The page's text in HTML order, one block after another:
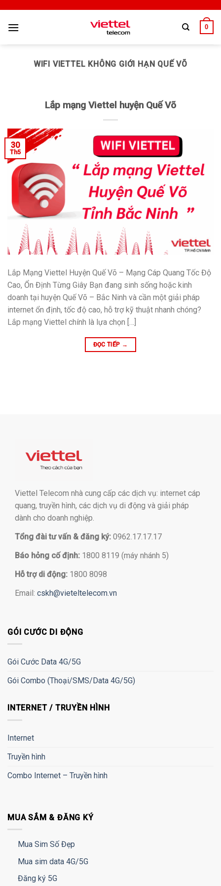
0
WIFI VIETTEL KHÔNG GIỚI HẠN QUẾ VÕ
Lắp mạng Viettel huyện Quế Võ
30
Th5
Lắp Mạng Viettel Huyện Quế Võ – Mạng Cáp Quang Tốc Độ
Cao, Ổn Định Từng Giây Bạn đang sinh sống hoặc kinh
doanh tại huyện Quế Võ – Bắc Ninh và cần một giải pháp
internet ổn định, tốc độ cao, hỗ trợ kỹ thuật nhanh chóng?
Lắp mạng Viettel chính là lựa chọn […]
ĐỌC TIẾP →
Viettel Telecom nhà cung cấp các dịch vụ: internet cáp
quang, truyền hình, các dịch vụ di động và giải pháp
dành cho doanh nghiệp.
Tổng đài tư vấn & đăng ký: 0962.17.17.17
Báo hỏng cố định: 1800 8119 (máy nhánh 5)
Hỗ trợ di động: 1800 8098
Email: cskh@vieteltelecom.vn
GÓI CƯỚC DI ĐỘNG
Gói Cước Data 4G/5G
Gói Combo (Thoại/SMS/Data 4G/5G)
INTERNET / TRUYỀN HÌNH
Internet
Truyền hình
Combo Internet – Truyền hình
MUA SẮM & ĐĂNG KÝ
Mua Sim Số Đẹp
Mua sim data 4G/5G
Đăng ký 5G